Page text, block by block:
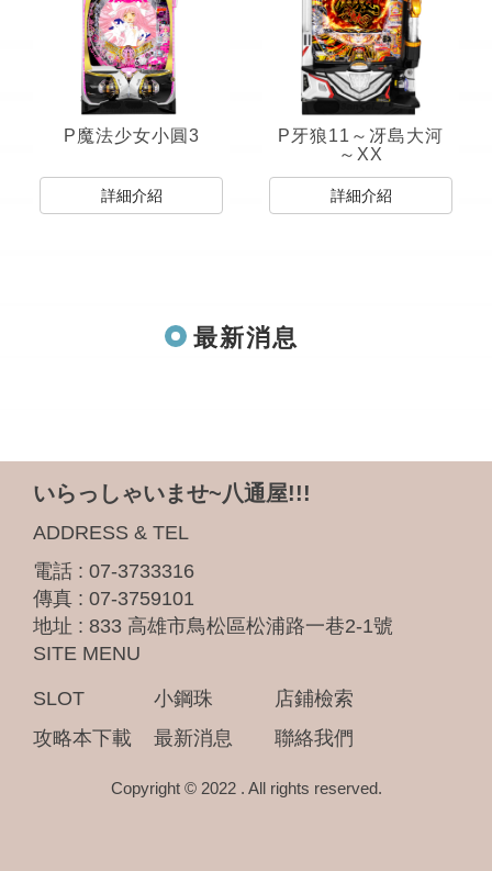
P魔法少女小圓3
詳細介紹
P牙狼11～冴島大河
～XX
詳細介紹
最新消息
いらっしゃいませ~八通屋!!!
ADDRESS & TEL
電話 : 07-3733316
傳真 : 07-3759101
地址 : 833 高雄市鳥松區松浦路一巷2-1號
SITE MENU
SLOT 小鋼珠
店鋪檢索
攻略本下載
最新消息 聯絡我們
Copyright © 2022 . All rights reserved.